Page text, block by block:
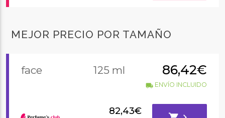
MEJOR PRECIO POR TAMAÑO
face 125 ml 86,42€
local_shippingENVÍO INCLUIDO
82,43€